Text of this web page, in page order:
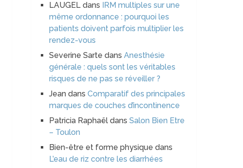
LAUGEL dans IRM multiples sur une
même ordonnance : pourquoi les
patients doivent parfois multiplier les
rendez-vous
Severine Sarte dansAnesthésie
générale : quels sont les véritables
risques de ne pas se réveiller ?
Jean dansComparatif des principales
marques de couches d’incontinence
Patricia Raphaël dansSalon Bien Etre
– Toulon
Bien-être et forme physique dans
L’eau de riz contre les diarrhées